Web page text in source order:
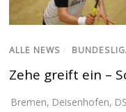
ALLE NEWS /
Zehe greift ein –
Bremen, Deisenhofen,